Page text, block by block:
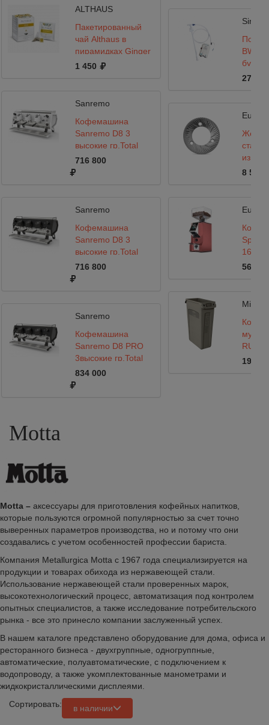
ALTHAUS
Пакетированный
чай Althaus в
пирамидках Ginger
Breeze
1 450
Sanremo
Кофемашина
Sanremo D8 3
высокие гр,Total
White,
Подсветка+Cold
716 800
Sanremo
Кофемашина
Sanremo D8 3
высокие гр,Total
Black, Подсветка +
Cold Touch, черная
716 800
Sanremo
Кофемашина
Sanremo D8 PRO
3высокие гр,Total
Black,Подсветка+Cold
Touch+Экономайзер,черная
834 000
Singflo
воды
27 000
Eureka
из
стали
8 500
Eureka
16CR
56 626
Jim 87
19 000
Motta
Motta – аксессуары для приготовления кофейных напитков,
которые пользуются огромной популярностью за счет точно
выверенных параметров производства, но и потому что они
создавались с учетом особенностей профессии бариста.
Компания Metallurgica Motta с 1967 года специализируется на
продукции и товарах обихода из нержавеющей стали.
Использование нержавеющей стали проверенных марок,
высокотехнологический процесс, автоматизация под контролем
опытных специалистов, а также исследование потребительского
рынка - все это принесло компании заслуженный успех.
В нашем каталоге представлено оборудование для дома, офиса и
ресторанного бизнеса - двухгруппные, одногруппные,
автоматические, полуавтоматические, с подключением к
водопроводу, а также укомплектованные манометрами и
жидкокристаллическими дисплеями.
Сортировать:
в наличии